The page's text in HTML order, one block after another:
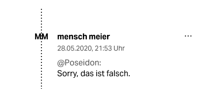
MM mensch meier
28.05.2020, 21:53 Uhr
@Poseidon:
Sorry, das ist falsch.